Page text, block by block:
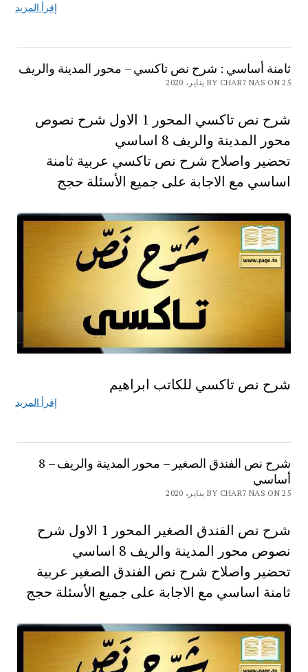
إقرأ المزيد
ثامنة أساسي : شرح نص تاكسي – محور المدينة والريف
BY CHAR7 NAS ON 25 يناير، 2020
شرح نص تاكسي المحور 1 الاول شرح نصوص
محور المدينة والريف 8 اساسي
تحضير واصلاح شرح نص تاكسي عربية ثامنة
اساسي مع الاجابة على جميع الأسئلة حجج
شرح نص تاكسي للكاتب ابراهيم
إقرأ المزيد
شرح نص الفندق الصغير – محور المدينة والريف – 8
أساسي
BY CHAR7 NAS ON 25 يناير، 2020
شرح نص الفندق الصغير المحور 1 الاول شرح
نصوص محور المدينة والريف 8 اساسي
تحضير واصلاح شرح نص الفندق الصغير عربية
ثامنة اساسي مع الاجابة على جميع الأسئلة حجج